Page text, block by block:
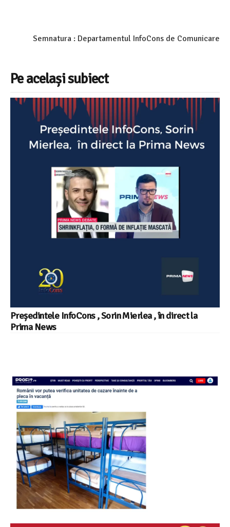
Semnatura : Departamentul InfoCons de Comunicare
Pe același subiect
Președintele InfoCons , Sorin Mierlea , în direct la
Prima News